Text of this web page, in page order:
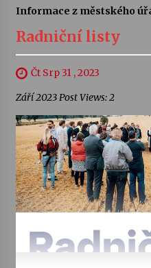
Informace z městského
Radniční listy
Čt Srp 31 , 2023
Září 2023 Post Views: 2